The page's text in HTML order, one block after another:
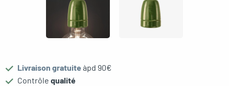
Livraison gratuite àpd 90€
Contrôle qualité
menu